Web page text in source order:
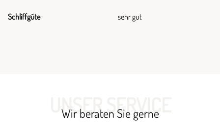
Schliffgüte sehr gut
UNSER SERVICE
Wir beraten Sie gerne